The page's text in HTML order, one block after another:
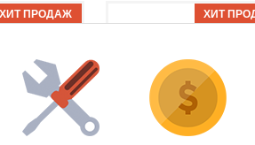
2-3 дня